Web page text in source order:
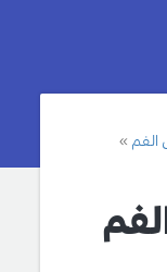
الفم